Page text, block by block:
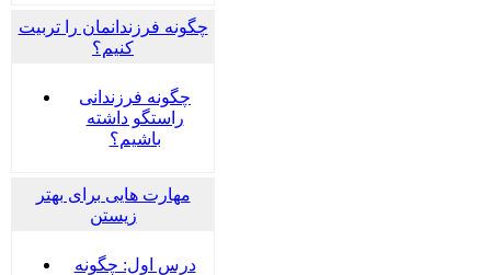
چگونه فرزندانمان را تربیت
کنیم؟
چگونه فرزندانی
راستگو داشته
باشیم؟
مهارت هایی برای بهتر
زیستن
درس اول: چگونه